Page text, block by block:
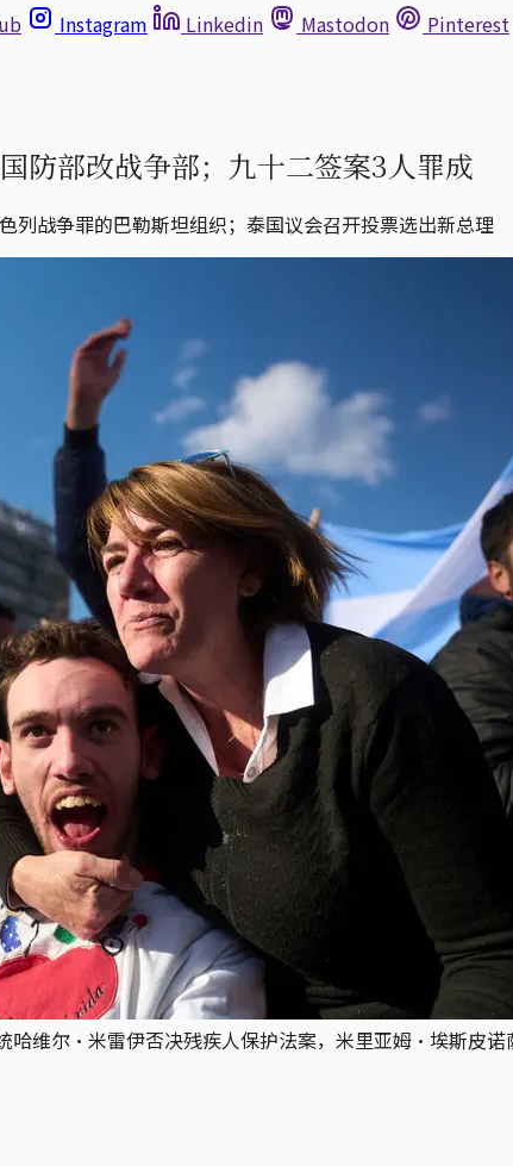
Instagram Linkedin Mastodon Pinterest
防部改战争部；九十二签案3人罪成
列战争罪的巴勒斯坦组织；泰国议会召开投票选出新总理
哈维尔·米雷伊否决残疾人保护法案，米里亚姆·埃斯皮